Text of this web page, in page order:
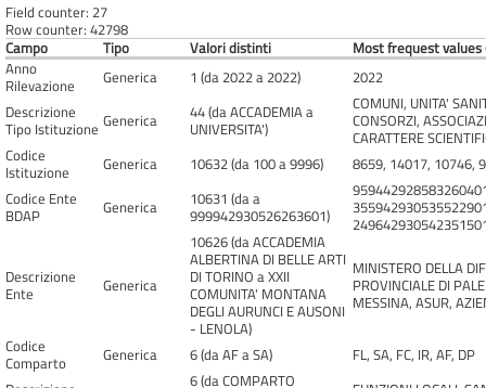
Field counter: 27
Row counter: 42798
Campo
Tipo Valori distinti
Most frequest values
Anno
Rilevazione
Generica 1 (da 2022 a 2022)
2022
Descrizione
Tipo Istituzione Generica
44 (da ACCADEMIA a
UNIVERSITA')
COMUNI, UNITA'
CONSORZI,
CARATTERE
Codice
Istituzione
Generica 10632 (da 100 a 9996)
8659, 14017, 10746,
Codice Ente
BDAP
Generica
10631 (da a
999942930526263601)
Descrizione
Ente
Generica
10626 (da ACCADEMIA
ALBERTINA DI BELLE ARTI
DI TORINO a XXII
COMUNITA' MONTANA
DEGLI AURUNCI E AUSONI
- LENOLA)
MINISTERO DELLA
PROVINCIALE DI
MESSINA, ASUR,
Codice
Comparto
Generica 6 (da AF a SA)
FL, SA, FC, IR, AF, DP
6 (da COMPARTO